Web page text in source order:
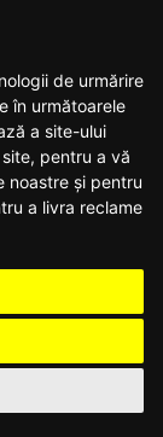
de urmărire
în următoarele
a site-ului
, pentru a vă
noastre și pentru
a livra reclame
baterii pentru
Neo 2